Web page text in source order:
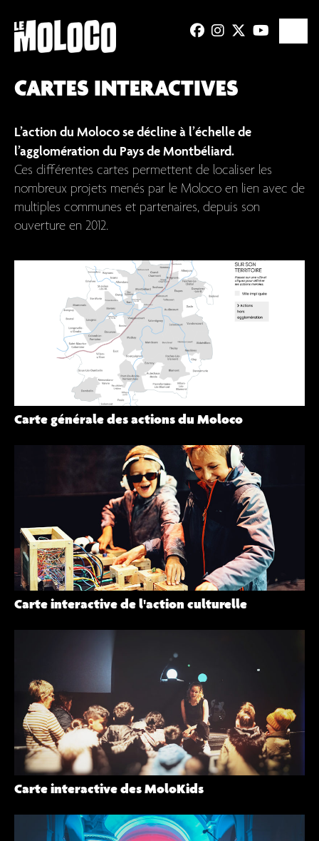
CARTES INTERACTIVES
L’action du Moloco se décline à l’échelle de
l’agglomération du Pays de Montbéliard.
Ces différentes cartes permettent de localiser les
nombreux projets menés par le Moloco en lien avec de
multiples communes et partenaires, depuis son
ouverture en 2012.
Carte générale des actions du Moloco
Carte interactive de l'action culturelle
Carte interactive des MoloKids